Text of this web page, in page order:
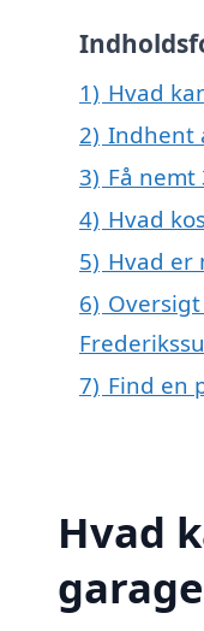
1) Hvad
2) Indhent
3) Få
4) Hvad
5) Hvad er
6)
7) Find en
Hvad